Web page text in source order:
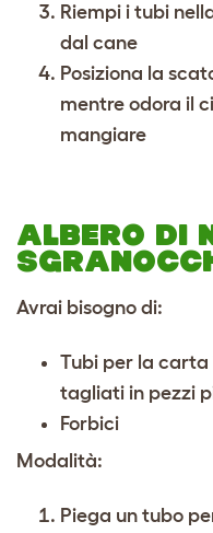
Riempi i tubi
dal cane
Posiziona la
mentre odora il
mangiare
ALBERO DI
Avrai bisogno di:
Tubi per la carta
tagliati in pezzi
Forbici
Modalità:
Piega un tubo